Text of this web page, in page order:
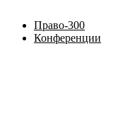
Право-300
Конференции